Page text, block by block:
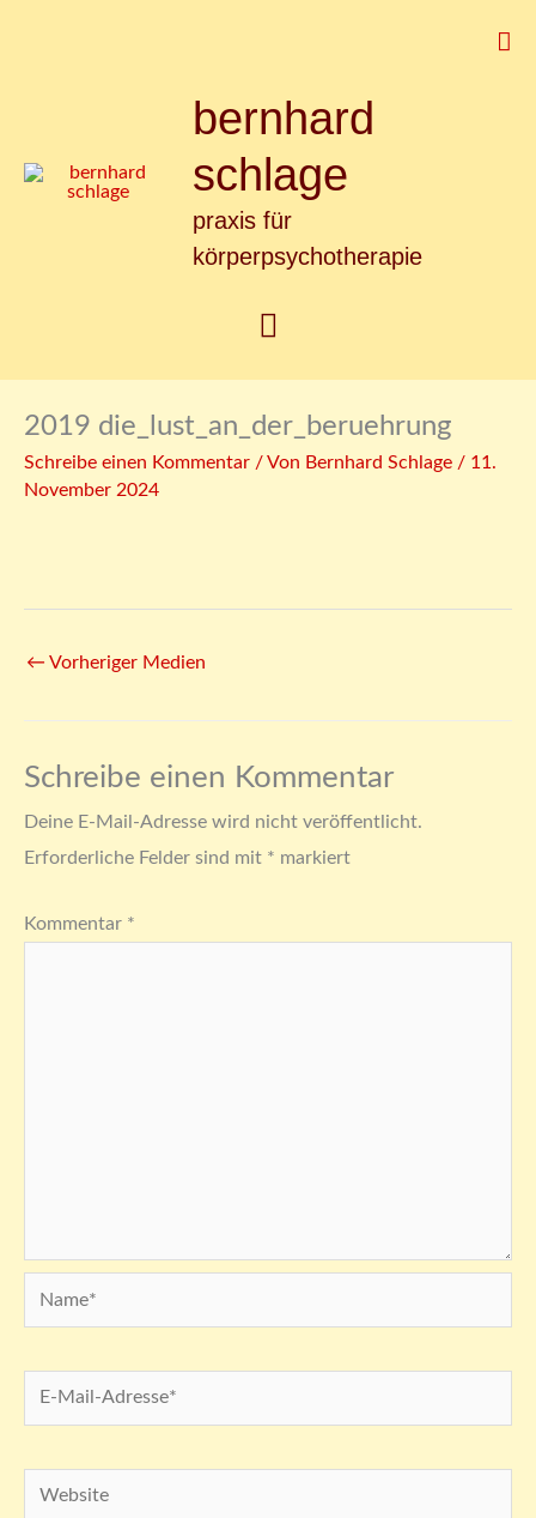
bernhard
schlage
praxis für
körperpsychotherapie
Hauptmenü
2019 die_lust_an_der_beruehrung
Schreibe einen Kommentar / Von Bernhard Schlage / 11.
November 2024
← Vorheriger Medien
Schreibe einen Kommentar
Deine E-Mail-Adresse wird nicht veröffentlicht.
Erforderliche Felder sind mit * markiert
Kommentar *
Name*
Mail-
Website